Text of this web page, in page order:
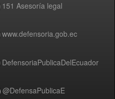
151 Asesoría legal
www.defensoria.gob.ec
DefensoriaPublicaDelEcuador
@DefensaPublicaE